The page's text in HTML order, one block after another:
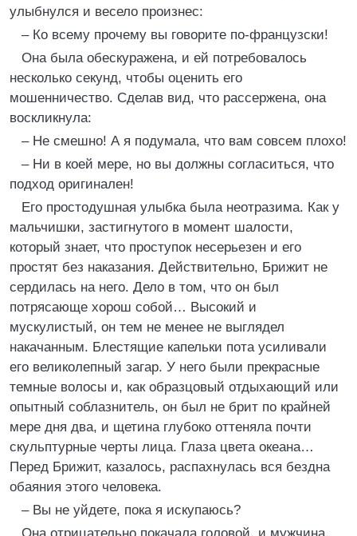
улыбнулся и весело произнес:
– Ко всему прочему вы говорите по-французски!
Она была обескуражена, и ей потребовалось
несколько секунд, чтобы оценить его
мошенничество. Сделав вид, что рассержена, она
воскликнула:
– Не смешно! А я подумала, что вам совсем плохо!
– Ни в коей мере, но вы должны согласиться, что
подход оригинален!
Его простодушная улыбка была неотразима. Как у
мальчишки, застигнутого в момент шалости,
который знает, что проступок несерьезен и его
простят без наказания. Действительно, Брижит не
сердилась на него. Дело в том, что он был
потрясающе хорош собой… Высокий и
мускулистый, он тем не менее не выглядел
накачанным. Блестящие капельки пота усиливали
его великолепный загар. У него были прекрасные
темные волосы и, как образцовый отдыхающий или
опытный соблазнитель, он был не брит по крайней
мере дня два, и щетина глубоко оттеняла почти
скульптурные черты лица. Глаза цвета океана…
Перед Брижит, казалось, распахнулась вся бездна
обаяния этого человека.
– Вы не уйдете, пока я искупаюсь?